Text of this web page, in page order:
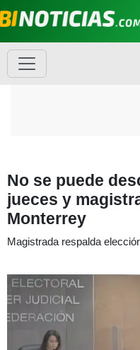
No se puede
jueces y
Monterrey
Magistrada respalda